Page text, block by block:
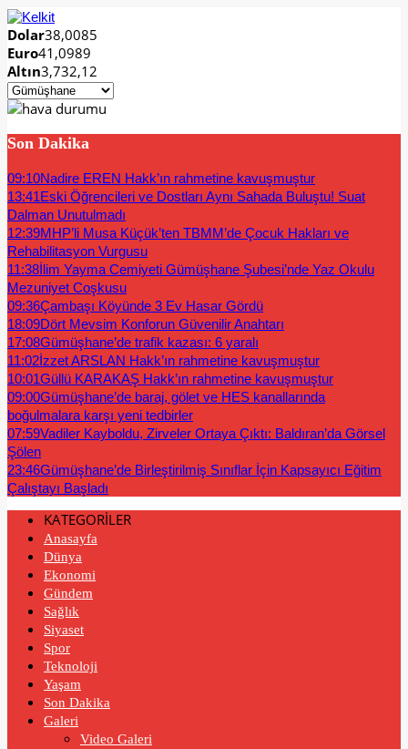
Dolar38,0085
Euro41,0989
Altın3,732,12
Son Dakika
09:10Nadire EREN Hakk’ın rahmetine kavuşmuştur
13:41Eski Öğrencileri ve Dostları Aynı Sahada Buluştu! Suat
Dalman Unutulmadı
12:39MHP’li Musa Küçük’ten TBMM’de Çocuk Hakları ve
Rehabilitasyon Vurgusu
11:38İlim Yayma Cemiyeti Gümüşhane Şubesi’nde Yaz Okulu
Mezuniyet Coşkusu
09:36Çambaşı Köyünde 3 Ev Hasar Gördü
18:09Dört Mevsim Konforun Güvenilir Anahtarı
17:08Gümüşhane’de trafik kazası: 6 yaralı
11:02İzzet ARSLAN Hakk’ın rahmetine kavuşmuştur
10:01Güllü KARAKAŞ Hakk’ın rahmetine kavuşmuştur
09:00Gümüşhane’de baraj, gölet ve HES kanallarında
boğulmalara karşı yeni tedbirler
07:59Vadiler Kayboldu, Zirveler Ortaya Çıktı: Baldıran’da Görsel
Şölen
23:46Gümüşhane’de Birleştirilmiş Sınıflar İçin Kapsayıcı Eğitim
Çalıştayı Başladı
KATEGORİLER
Anasayfa
Dünya
Ekonomi
Gündem
Sağlık
Siyaset
Spor
Teknoloji
Yaşam
Son Dakika
Galeri
Video Galeri